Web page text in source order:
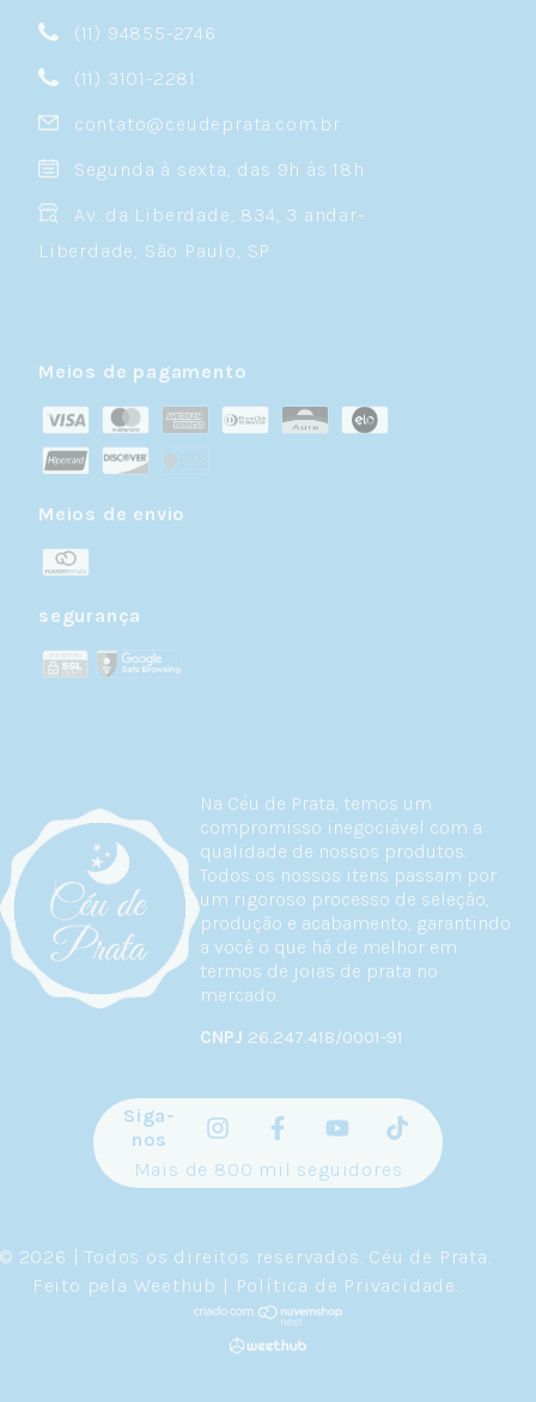
Na Céu de Prata, temos um
compromisso inegociável com a
qualidade de nossos produtos.
Todos os nossos itens passam por
um rigoroso processo de seleção,
produção e acabamento, garantindo
a você o que há de melhor em
termos de joias de prata no
mercado.
CNPJ 26.247.418/0001-91
(11) 94855-2746
(11) 3101-2281
contato@ceudeprata.com.br
Segunda à sexta, das 9h às 18h
Av. da Liberdade, 834, 3 andar-
Liberdade, São Paulo, SP
Meios de pagamento
Meios de envio
segurança
Siga-
nos
Mais de 800 mil seguidores
© 2026 | Todos os direitos reservados. Céu de Prata.
Feito pela Weethub | Política de Privacidade.